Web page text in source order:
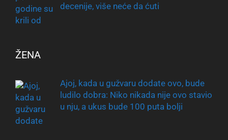
decenije, više neće da ćuti
ŽENA
Ajoj, kada u gužvaru dodate ovo, bude
ludilo dobra: Niko nikada nije ovo stavio
u nju, a ukus bude 100 puta bolji